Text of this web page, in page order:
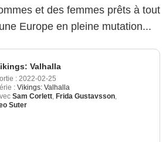
et des femmes prêts à tout
Europe en pleine mutation...
Valhalla
: 2022-02-25
: Vikings: Valhalla
Sam Corlett Frida Gustavsson
Suter